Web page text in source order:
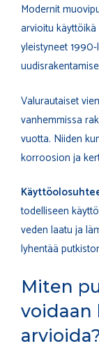
Modernit
arvioitu
yleistyneet
Valurautaiset
vanhemmissa
vuotta. Niiden
korroosion ja
todelliseen
veden laatu ja
lyhentää
Miten
voidaan